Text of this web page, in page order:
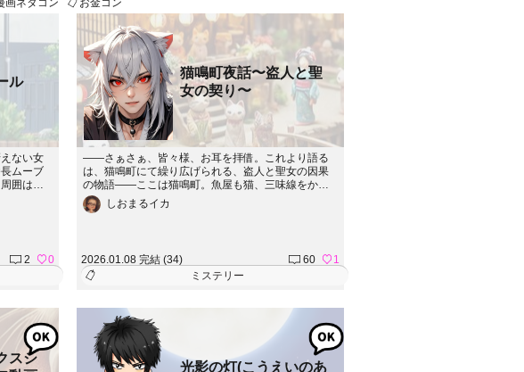
画ネタコン お金コン
ル
ない女
ムーブ
囲はポ
きにも
!?【令
2 0
猫鳴町夜話〜盗人と聖
女の契り〜
――さぁさぁ、皆々様、お耳を拝借。これより語る
は、猫鳴町にて繰り広げられる、盗人と聖女の因果
の物語――ここは猫鳴町。魚屋も猫、三味線をかき
鳴らすも猫、人の世のごとく暮らせども、ここはま
ぎれもなき猫の世界。さて、この町に名を馳せる一
盗よ。酒を愛し、義理に生きる、この世のしがらみ
に囚われぬ男である。ある日のこと、一軒の質屋雪
乃屋へと持ち込まれたは、一つの奇妙な依頼。「教
一升瓶一本。それを聞いた鷹丸、面白がって引き受
けたが、さてさて、ただの盗みと思うたが運の尽き
――。その絵こそ、災いを招く呪われし絵画であっ
た。恐ろしき儀式が行われ、陰に潜む者たちが蠢く
闇の中、鷹丸は一人のシスターと出会う。その名も
しおまるイカ
2026.01.08 完結 (34) 60
1
ミステリー
スシ
光影の灯(こうえいのあ